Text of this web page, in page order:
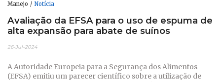
Manejo Notícia
Avaliação da EFSA para o uso de espuma de
alta expansão para abate de suínos
26-Jul-2024
A Autoridade Europeia para a Segurança dos Alimentos
(EFSA) emitiu um parecer científico sobre a utilização de